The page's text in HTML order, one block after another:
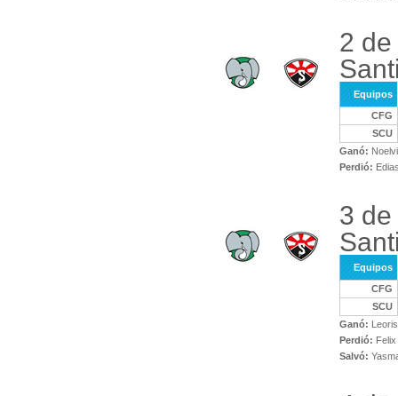
2
Equipos
CFG
SCU
Ganó:
Perdió:
3
Equipos
CFG
SCU
Ganó:
Perdió:
Salvó: